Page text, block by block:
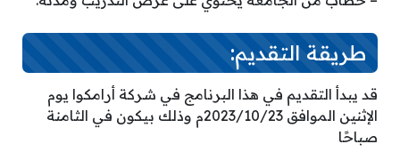
طريقة التقديم:
قد يبدأ التقديم في هذا البرنامج في شركة أرامكوا يوم
الإثنين الموافق 2023/10/23م وذلك بيكون في الثامنة
صباحًا